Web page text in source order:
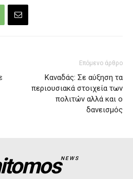
Επόμενο άρθρο
Καναδάς: Σε αύξηση τα
περιουσιακά στοιχεία των
πολιτών αλλά και ο
δανεισμός
NEWS